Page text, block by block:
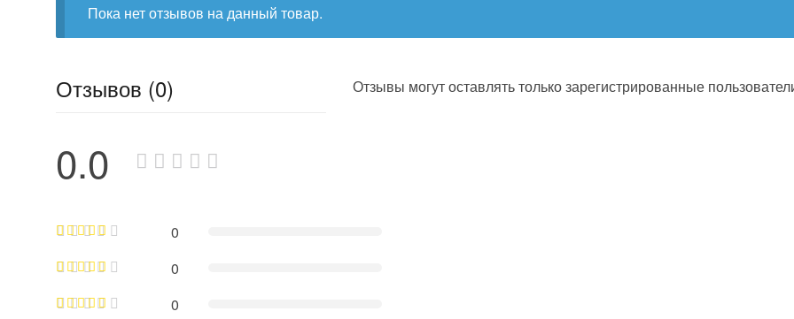
Пока нет отзывов на данный товар.
Отзывов (0)
0.0
0
0
0
Отзывы могут оставлять только зарегистрированные